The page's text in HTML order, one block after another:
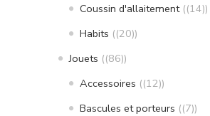
Coussin d'allaitement (14)
Habits (20)
Jouets (86)
Accessoires (12)
Bascules et porteurs (7)